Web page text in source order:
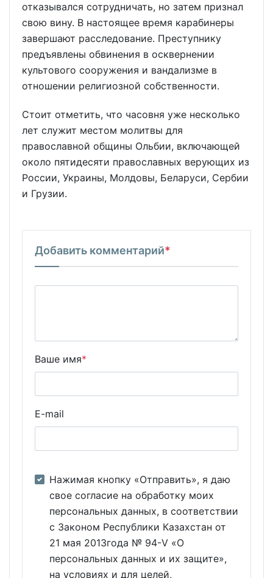
отказывался сотрудничать, но затем признал
свою вину. В настоящее время карабинеры
завершают расследование. Преступнику
предъявлены обвинения в осквернении
культового сооружения и вандализме в
отношении религиозной собственности.
Стоит отметить, что часовня уже несколько
лет служит местом молитвы для
православной общины Ольбии, включающей
около пятидесяти православных верующих из
России, Украины, Молдовы, Беларуси, Сербии
и Грузии.
Добавить комментарий*
Ваше имя*
E-mail
Нажимая кнопку «Отправить», я даю
свое согласие на обработку моих
персональных данных, в соответствии
с Законом Республики Казахстан от
21 мая 2013года № 94-V «О
персональных данных и их защите»,
на условиях и для целей,